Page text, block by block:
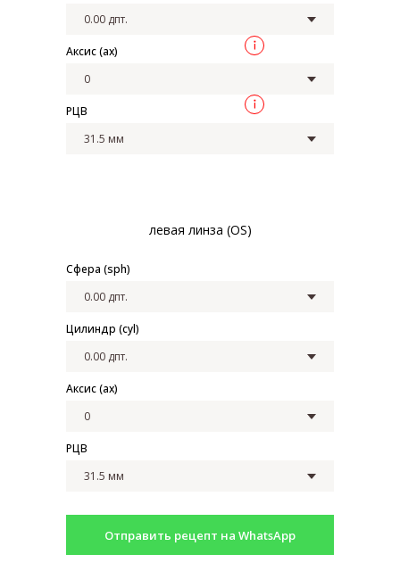
Аксис (ax)
РЦВ
левая линза (OS)
Сфера (sph)
Цилиндр (cyl)
Аксис (ax)
РЦВ
Отправить рецепт на WhatsApp